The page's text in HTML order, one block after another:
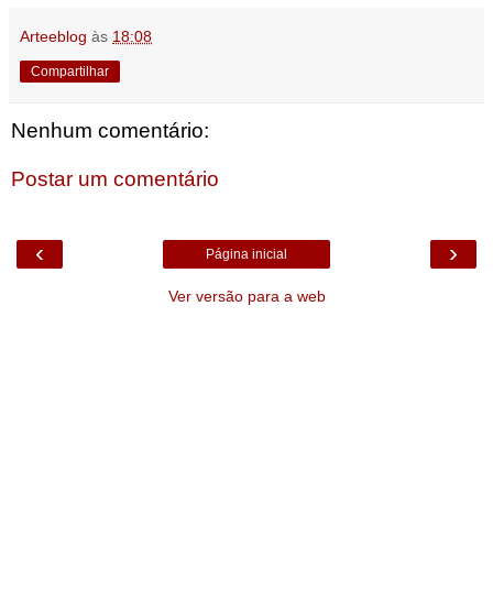
Arteeblog às 18:08
Compartilhar
Nenhum comentário:
Postar um comentário
‹ ›
Página inicial
Ver versão para a web